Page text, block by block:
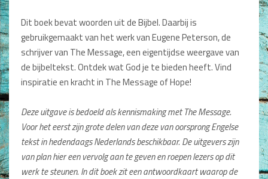
Pastoraat
Romans en Verhalen
Fictie
Alle producten
Films en Luisterboeken
Koopjes
Dit boek bevat woorden uit de Bijbel. Daarbij is
gebruikgemaakt van het werk van Eugene Peterson, de
schrijver van The Message, een eigentijdse weergave van
de bijbeltekst. Ontdek wat God je te bieden heeft. Vind
inspiratie en kracht in The Message of Hope!
Deze uitgave is bedoeld als kennismaking met The Message.
Voor het eerst zijn grote delen van deze van oorsprong Engelse
tekst in hedendaags Nederlands beschikbaar. De uitgevers zijn
van plan hier een vervolg aan te geven en roepen lezers op dit
werk te steunen. In dit boek zit een antwoordkaart waarop de